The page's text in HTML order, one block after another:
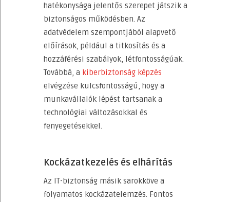
hatékonysága jelentős szerepet játszik a
biztonságos működésben. Az
adatvédelem szempontjából alapvető
előírások, például a titkosítás és a
hozzáférési szabályok, létfontosságúak.
Továbbá, a kiberbiztonság képzés
elvégzése kulcsfontosságú, hogy a
munkavállalók lépést tartsanak a
technológiai változásokkal és
fenyegetésekkel.
Kockázatkezelés és elhárítás
Az IT-biztonság másik sarokköve a
folyamatos kockázatelemzés. Fontos